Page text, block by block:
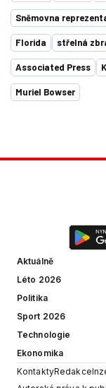
Sněmovna
Florida střelná
Associated Press
Muriel Bowser
Aktuálně
Léto 2026
Politika
Sport 2026
Technologie
Ekonomika
KontaktyRedakce